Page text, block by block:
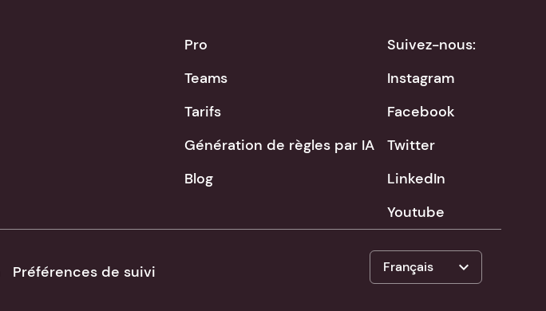
Pro
Teams
Tarifs
Génération de règles par IA
Blog
Suivez-nous:
Instagram
Facebook
Twitter
LinkedIn
Youtube
Français expand_more
Préférences de suivi